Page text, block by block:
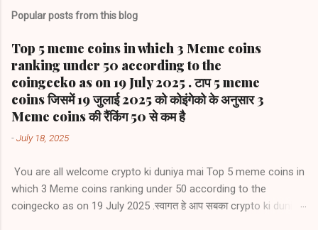
Popular posts from this blog
Top 5 meme coins in which 3 Meme coins
ranking under 50 according to the
coingecko as on 19 July 2025 . टाप 5 meme
coins जिसमें 19 जुलाई 2025 को कोइंगेको के अनुसार 3
Meme coins की रैंकिंग 50 से कम है
-July 18, 2025
You are all welcome crypto ki duniya mai Top 5 meme coins in
which 3 Meme coins ranking under 50 according to the
coingecko as on 19 July 2025 .स्वागत हे आप सबका crypto ki duniya